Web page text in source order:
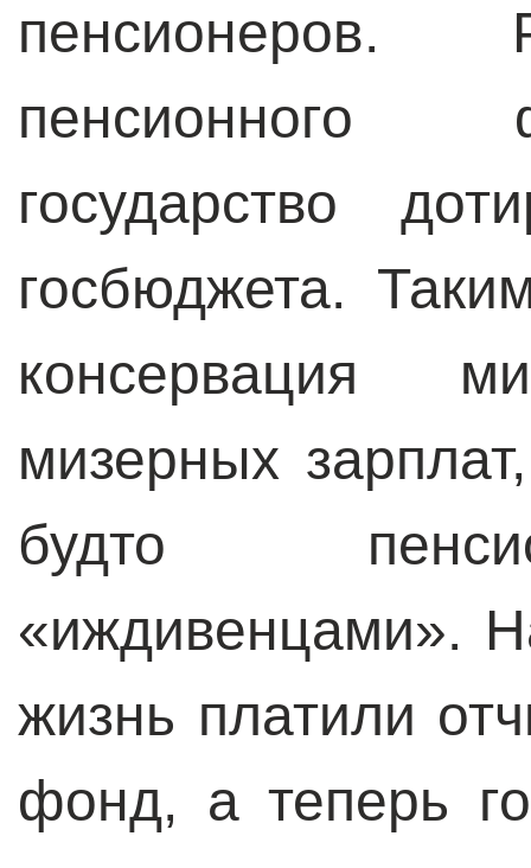
пенсионеров.
пенсионного
государство
госбюджета.
консервация
мизерных
будто
«иждивенцами».
жизнь платили
фонд, а теперь